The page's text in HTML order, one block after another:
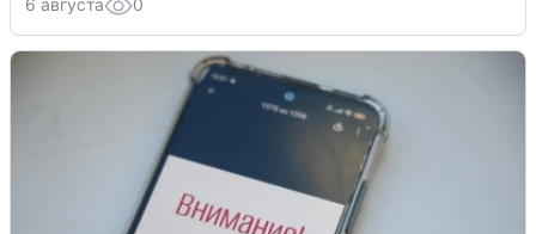
6 августа 0